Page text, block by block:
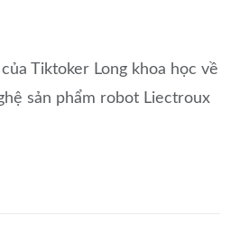
Tiktoker Long khoa học về
sản phẩm robot Liectroux